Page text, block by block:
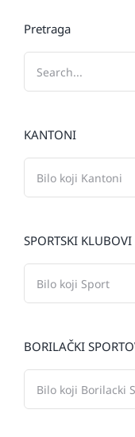
Pretraga
KANTONI
SPORTSKI KLUBOVI
BORILAČKI